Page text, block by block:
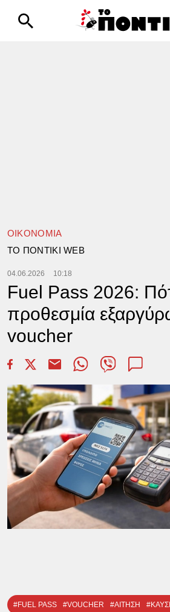
ΟΙΚΟΝΟΜΙΑ
TΟ ΠΟΝΤΙΚΙ WEB
04.06.2026 10:18
Fuel Pass 2026:
προθεσμία
voucher
#FUEL PASS #VOUCHER #ΑΙΤΗΣΗ